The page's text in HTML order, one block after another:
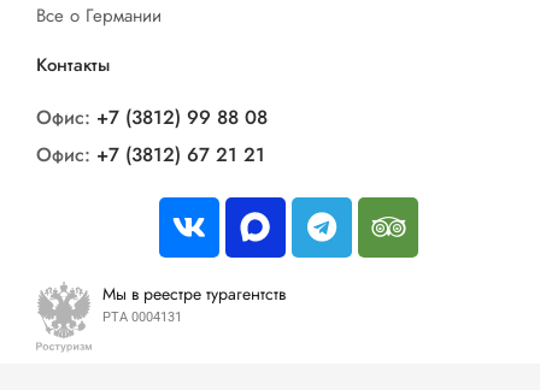
Все о Германии
Контакты
Офис: +7 (3812) 99 88 08
Офис: +7 (3812) 67 21 21
Мы в реестре турагентств
РТА 0004131